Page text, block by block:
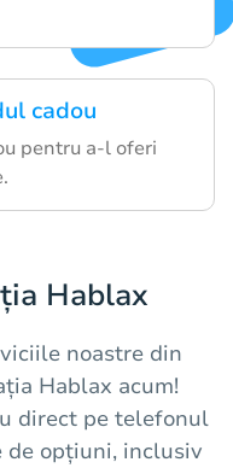
cadou
pentru a-l oferi
Hablax
noastre din
Hablax acum!
direct pe telefonul
opțiuni, inclusiv